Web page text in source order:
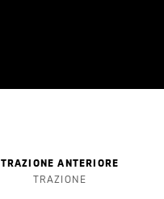
TRAZIONE ANTERIORE
TRAZIONE